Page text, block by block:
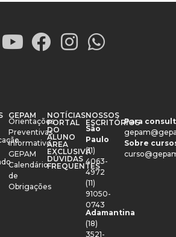
GEPAM
Orientações
Preventivas
Informativo
GEPAM
Calendário
de
Obrigações
NOTÍCIAS
PORTAL
DO
ALUNO
ÁREA
EXCLUSIVA
DÚVIDAS
FREQUENTES
NOSSOS
ESCRITÓRIOS
São
Paulo
(11)
4063-
4972
(11)
91050-
0743
Adamantina
(18)
3521-
Para
Sobre